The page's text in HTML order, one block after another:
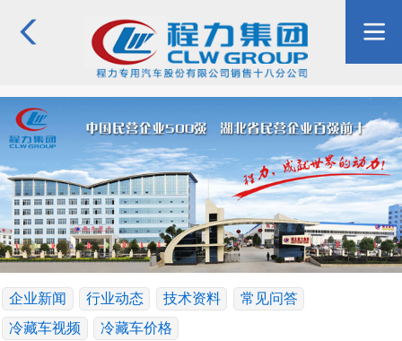
企业新闻 行业动态 技术资料
常见问答
冷藏车视频
冷藏车价格